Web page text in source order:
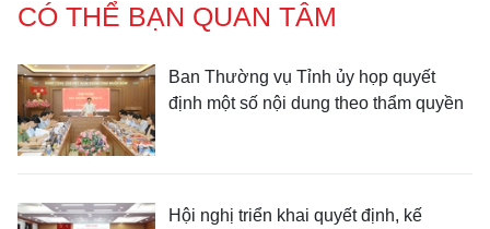
CÓ THỂ BẠN QUAN TÂM
Ban Thường vụ Tỉnh ủy họp quyết
định một số nội dung theo thẩm quyền
Hội nghị triển khai quyết định, kế